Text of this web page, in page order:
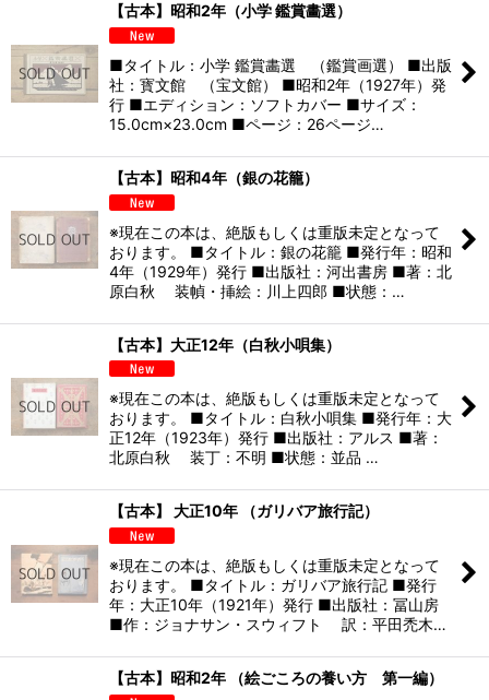
【古本】昭和2年（小学 鑑賞畵選）
■タイトル：小学 鑑賞畵選 （鑑賞画選） ■出版
社：寳文館 （宝文館） ■昭和2年（1927年）発
行 ■エディション：ソフトカバー ■サイズ：
15.0cm×23.0cm ■ページ：26ページ…
【古本】昭和4年（銀の花籠）
※現在この本は、絶版もしくは重版未定となって
おります。 ■タイトル：銀の花籠 ■発行年：昭和
4年（1929年）発行 ■出版社：河出書房 ■著：北
原白秋 装幀・挿絵：川上四郎 ■状態：…
【古本】大正12年（白秋小唄集）
※現在この本は、絶版もしくは重版未定となって
おります。 ■タイトル：白秋小唄集 ■発行年：大
正12年（1923年）発行 ■出版社：アルス ■著：
北原白秋 装丁：不明 ■状態：並品 …
【古本】 大正10年 （ガリバア旅行記）
※現在この本は、絶版もしくは重版未定となって
おります。 ■タイトル：ガリバア旅行記 ■発行
年：大正10年（1921年）発行 ■出版社：冨山房
■作：ジョナサン・スウィフト 訳：平田禿木…
【古本】昭和2年 （絵ごころの養い方 第一編）